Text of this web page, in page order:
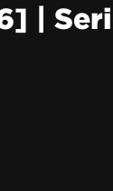
|